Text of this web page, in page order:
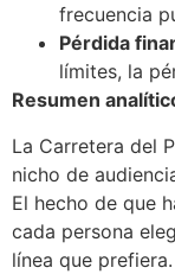
frecuencia
Pérdida
límites, la
Resumen
La Carretera del
nicho de
El hecho de que
cada persona
línea que prefiera.